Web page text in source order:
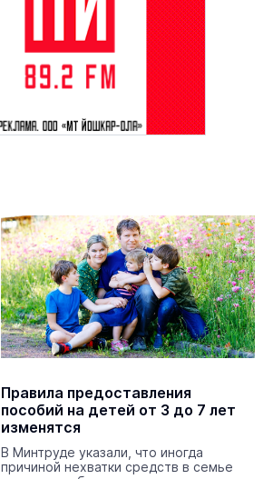
Правила предоставления
пособий на детей от 3 до 7 лет
изменятся
В Минтруде указали, что иногда
причиной нехватки средств в семье